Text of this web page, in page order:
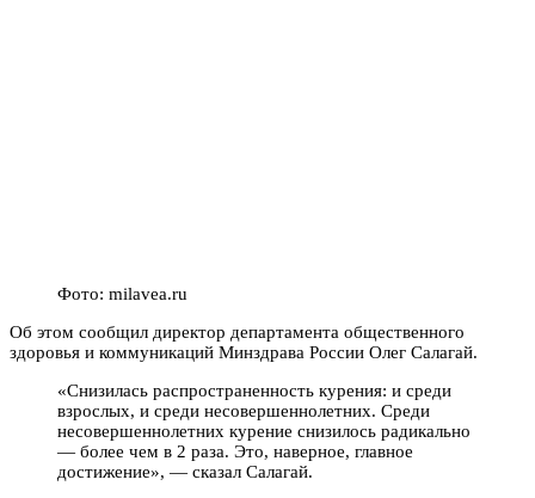
Фото: milavea.ru
Об этом сообщил директор департамента общественного
здоровья и коммуникаций Минздрава России Олег Салагай.
«Снизилась распространенность курения: и среди
взрослых, и среди несовершеннолетних. Среди
несовершеннолетних курение снизилось радикально
— более чем в 2 раза. Это, наверное, главное
достижение», — сказал Салагай.